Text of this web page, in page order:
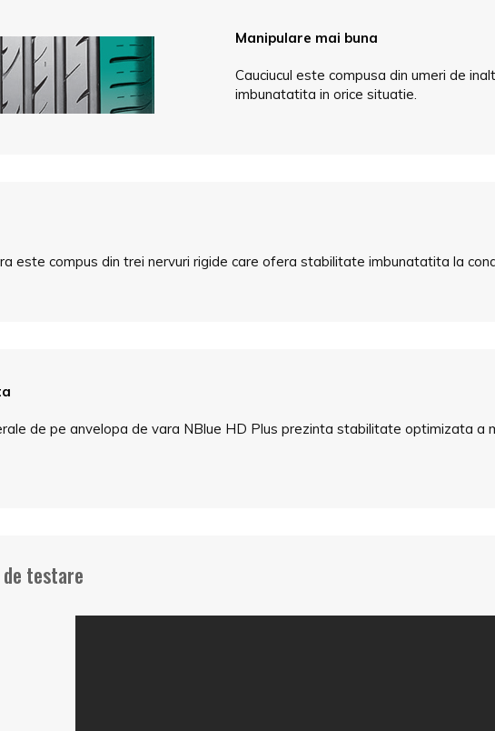
Manipulare mai buna
Cauciucul este compusa din umeri de
imbunatatita in orice situatie.
este compus din trei nervuri rigide care ofera stabilitate imbunatatita la
de pe anvelopa de vara NBlue HD Plus prezinta stabilitate optimizata a
de testare